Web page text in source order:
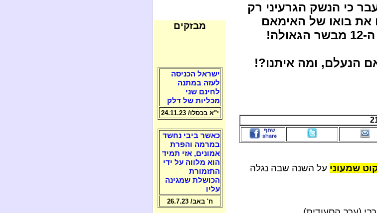
כי הנשק הגרעיני רק
את בואו של האימאם
הנעלם, ומה איתנו?!
על השנה שבה נגלה
מבזקים
ישראל הכניסה
לעזה במתנה
לחינם שני
מכליות של דלק
י"א בכסלו/ 24.11.23
כאשר ביבי נחשד
במרמה והפרת
אמונים, אזי תמיד
הוא מלווה על ידי
התזמורת
הכושלת שמגינה
עליו
ח' באב/ 26.7.23